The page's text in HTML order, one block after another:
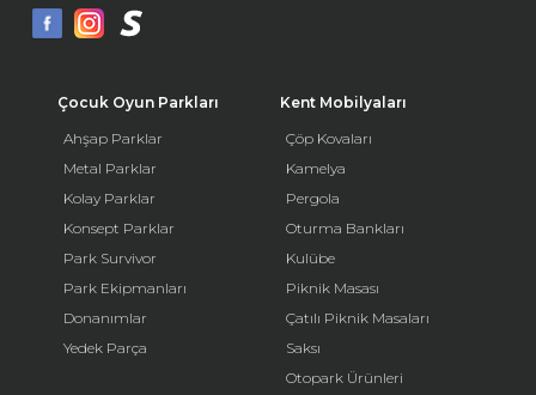
Çocuk Oyun Parkları
Ahşap Parklar
Metal Parklar
Kolay Parklar
Konsept Parklar
Park Survivor
Park Ekipmanları
Donanımlar
Yedek Parça
Kent Mobilyaları
Çöp Kovaları
Kamelya
Pergola
Oturma Bankları
Kulübe
Piknik Masası
Çatılı Piknik Masaları
Saksı
Otopark Ürünleri